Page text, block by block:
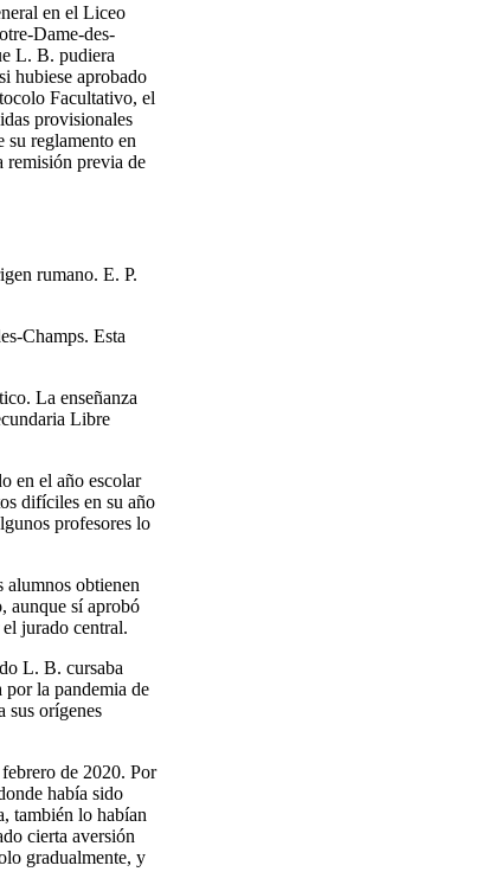
en el Liceo
Dame-des-
L. B. pudiera
hubiese aprobado
Facultativo, el
provisionales
reglamento en
remisión previa de
rumano. E. P.
Champs. Esta
La enseñanza
Libre
en el año escolar
difíciles en su año
profesores lo
alumnos obtienen
aunque sí aprobó
jurado central.
L. B. cursaba
la pandemia de
sus orígenes
de 2020. Por
había sido
también lo habían
cierta aversión
gradualmente, y